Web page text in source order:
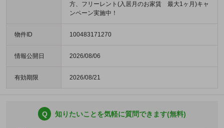
方、フリーレント(入居月のお家賃 最大1ヶ月)キャ
ンペーン実施中！
物件ID 100483171270
情報公開日 2026/08/06
有効期限 2026/08/21
Q 知りたいことを気軽に質問できます(無料)